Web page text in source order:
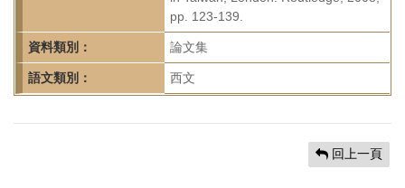
頁
pp. 123-139.
資料類別： 論文集
語文類別： 西文
回上一頁